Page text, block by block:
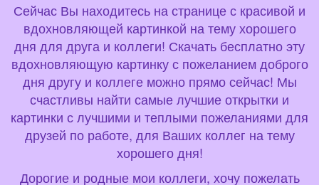
Сейчас Вы находитесь на странице с красивой и
вдохновляющей картинкой на тему хорошего
дня для друга и коллеги! Скачать бесплатно эту
вдохновляющую картинку с пожеланием доброго
дня другу и коллеге можно прямо сейчас! Мы
счастливы найти самые лучшие открытки и
картинки с лучшими и теплыми пожеланиями для
друзей по работе, для Ваших коллег на тему
хорошего дня!
Дорогие и родные мои коллеги, хочу пожелать